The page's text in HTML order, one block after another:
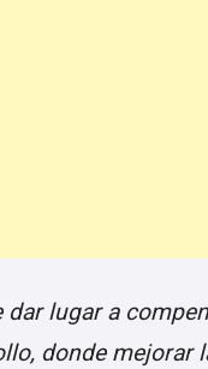
dar lugar a
donde mejorar